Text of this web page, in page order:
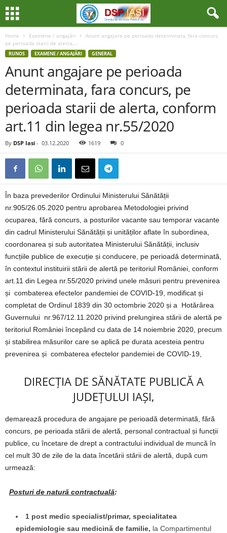
Home Examene / angajări
Anunt angajare pe perioada determinata, fara concurs,
pe perioada starii de alerta,...
RUNOS EXAMENE / ANGAJĂRI GENERAL
Anunt angajare pe perioada
determinata, fara concurs, pe
perioada starii de alerta, conform
art.11 din legea nr.55/2020
By DSP Iasi - 03.12.2020 1619 0
În baza prevederilor Ordinului Ministerului Sănătății
nr.905/26.05.2020 pentru aprobarea Metodologiei privind
ocuparea, fără concurs, a posturilor vacante sau temporar vacante
din cadrul Ministerului Sănătății și unităților aflate în subordinea,
coordonarea și sub autoritatea Ministerului Sănătății, inclusiv
funcțiile publice de execuție și conducere, pe perioadă determinată,
în contextul instituirii stării de alertă pe teritoriul României, conform
art.11 din Legea nr.55/2020 privind unele măsuri pentru prevenirea
și combaterea efectelor pandemiei de COVID-19, modificat și
completat de Ordinul 1839 din 30 octombrie 2020 și a Hotărârea
Guvernului nr.967/12.11.2020 privind prelungirea stării de alertă pe
teritoriul României începând cu data de 14 noiembrie 2020, precum
și stabilirea măsurilor care se aplică pe durata acesteia pentru
prevenirea și combaterea efectelor pandemiei de COVID-19,
DIRECȚIA DE SĂNĂTATE PUBLICĂ A
JUDEȚULUI IAȘI,
demarează procedura de angajare pe perioadă determinată, fără
concurs, pe perioada stării de alertă, personal contractual și funcții
publice, cu încetare de drept a contractului individual de muncă în
cel mult 30 de zile de la data încetării stării de alertă, după cum
urmează:
Posturi de natură contractuală:
1 post medic specialist/primar, specialitatea
epidemiologie sau medicină de familie, la Compartimentul